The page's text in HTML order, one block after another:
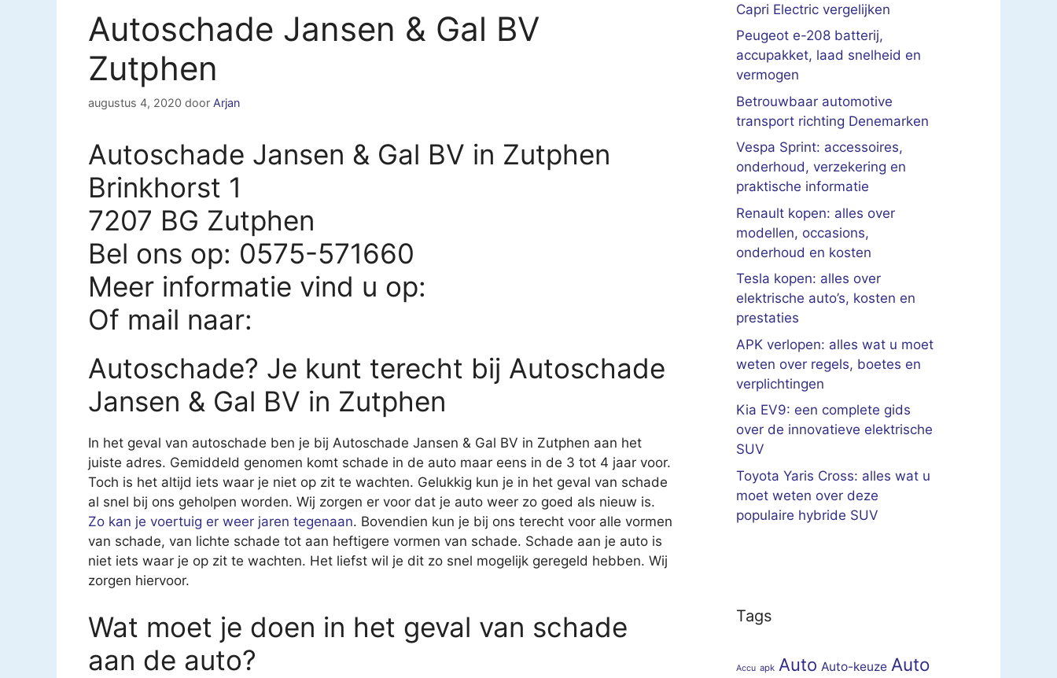
Autoschade Jansen & Gal BV
Zutphen
augustus 4, 2020 door Arjan
Autoschade Jansen & Gal BV in Zutphen
Brinkhorst 1
7207 BG Zutphen
Bel ons op: 0575-571660
Meer informatie vind u op:
Of mail naar:
Autoschade? Je kunt terecht bij Autoschade
Jansen & Gal BV in Zutphen
In het geval van autoschade ben je bij Autoschade Jansen & Gal BV in Zutphen aan het
juiste adres. Gemiddeld genomen komt schade in de auto maar eens in de 3 tot 4 jaar voor.
Toch is het altijd iets waar je niet op zit te wachten. Gelukkig kun je in het geval van schade
al snel bij ons geholpen worden. Wij zorgen er voor dat je auto weer zo goed als nieuw is.
Zo kan je voertuig er weer jaren tegenaan. Bovendien kun je bij ons terecht voor alle vormen
van schade, van lichte schade tot aan heftigere vormen van schade. Schade aan je auto is
niet iets waar je op zit te wachten. Het liefst wil je dit zo snel mogelijk geregeld hebben. Wij
zorgen hiervoor.
Wat moet je doen in het geval van schade
aan de auto?
Capri Electric vergelijken
Peugeot e-208 batterij,
accupakket, laad snelheid en
vermogen
Betrouwbaar automotive
transport richting Denemarken
Vespa Sprint: accessoires,
onderhoud, verzekering en
praktische informatie
Renault kopen: alles over
modellen, occasions,
onderhoud en kosten
Tesla kopen: alles over
elektrische auto’s, kosten en
prestaties
APK verlopen: alles wat u moet
weten over regels, boetes en
verplichtingen
Kia EV9: een complete gids
over de innovatieve elektrische
SUV
Toyota Yaris Cross: alles wat u
moet weten over deze
populaire hybride SUV
Tags
Accu apk Auto Auto-keuze Auto